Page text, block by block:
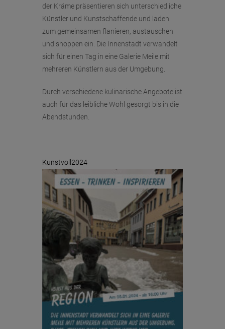
der Kräme präsentieren sich unterschiedliche
Künstler und Kunstschaffende und laden
zum gemeinsamen flanieren, austauschen
und shoppen ein. Die Innenstadt verwandelt
sich für einen Tag in eine Galerie Meile mit
mehreren Künstlern aus der Umgebung.
Durch verschiedene kulinarische Angebote ist
auch für das leibliche Wohl gesorgt bis in die
Abendstunden.
Kunstvoll2024